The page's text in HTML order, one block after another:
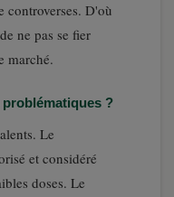
controverses. D'où
ne pas se fier
marché.
?
Le
et considéré
doses. Le